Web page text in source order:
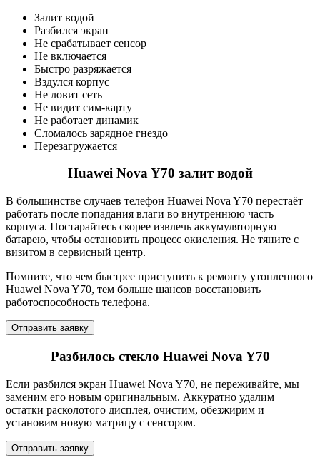
Залит водой
Разбился экран
Не срабатывает сенсор
Не включается
Быстро разряжается
Вздулся корпус
Не ловит сеть
Не видит сим-карту
Не работает динамик
Сломалось зарядное гнездо
Перезагружается
Huawei Nova Y70 залит водой
В большинстве случаев телефон Huawei Nova Y70 перестаёт
работать после попадания влаги во внутреннюю часть
корпуса. Постарайтесь скорее извлечь аккумуляторную
батарею, чтобы остановить процесс окисления. Не тяните с
визитом в сервисный центр.
Помните, что чем быстрее приступить к ремонту утопленного
Huawei Nova Y70, тем больше шансов восстановить
работоспособность телефона.
Отправить заявку
Разбилось стекло Huawei Nova Y70
Если разбился экран Huawei Nova Y70, не переживайте, мы
заменим его новым оригинальным. Аккуратно удалим
остатки расколотого дисплея, очистим, обезжирим и
установим новую матрицу с сенсором.
Отправить заявку